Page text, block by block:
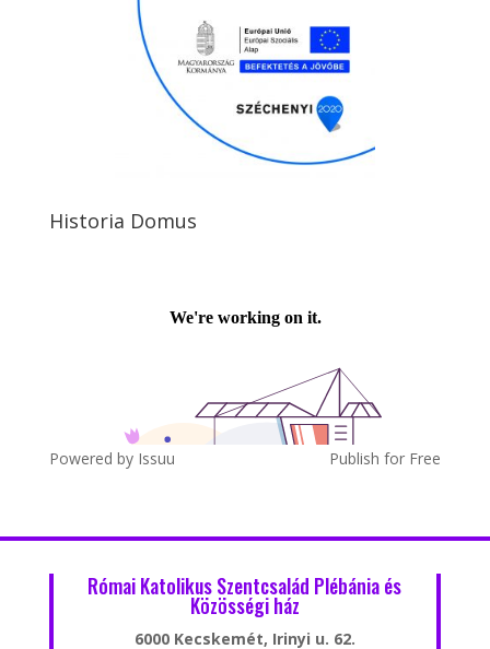
Historia Domus
Powered by Issuu Publish for Free
Római Katolikus Szentcsalád Plébánia és
Közösségi ház
6000 Kecskemét, Irinyi u. 62.